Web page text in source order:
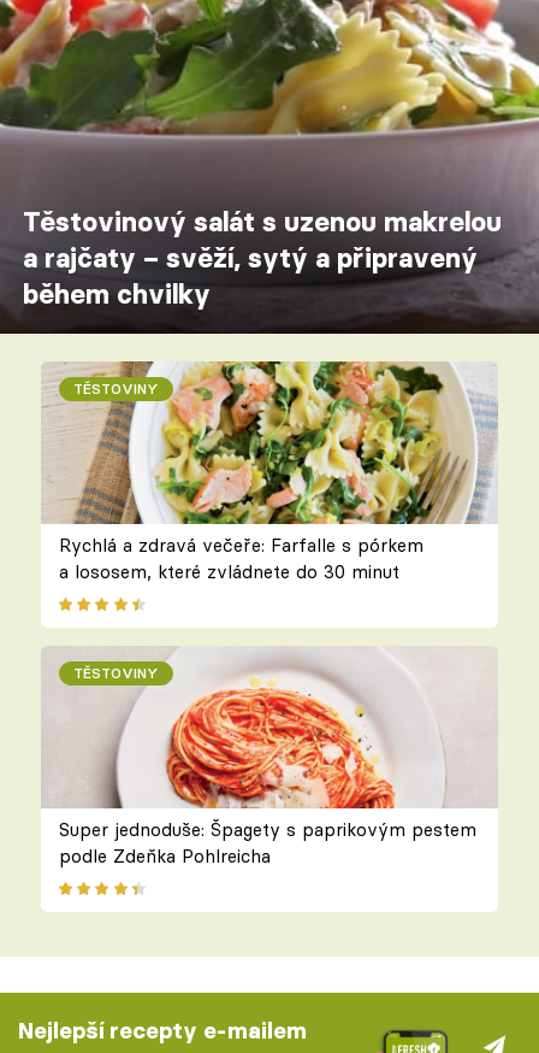
Těstovinový salát s uzenou makrelou
a rajčaty – svěží, sytý a připravený
během chvilky
TĚSTOVINY
Rychlá a zdravá večeře: Farfalle s pórkem
a lososem, které zvládnete do 30 minut
TĚSTOVINY
Super jednoduše: Špagety s paprikovým pestem
podle Zdeňka Pohlreicha
Nejlepší recepty e-mailem